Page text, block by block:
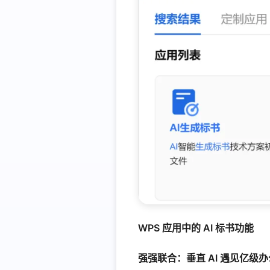
WPS 应用中的 AI 标书功能
强强联合：垂直 AI 遇见亿级